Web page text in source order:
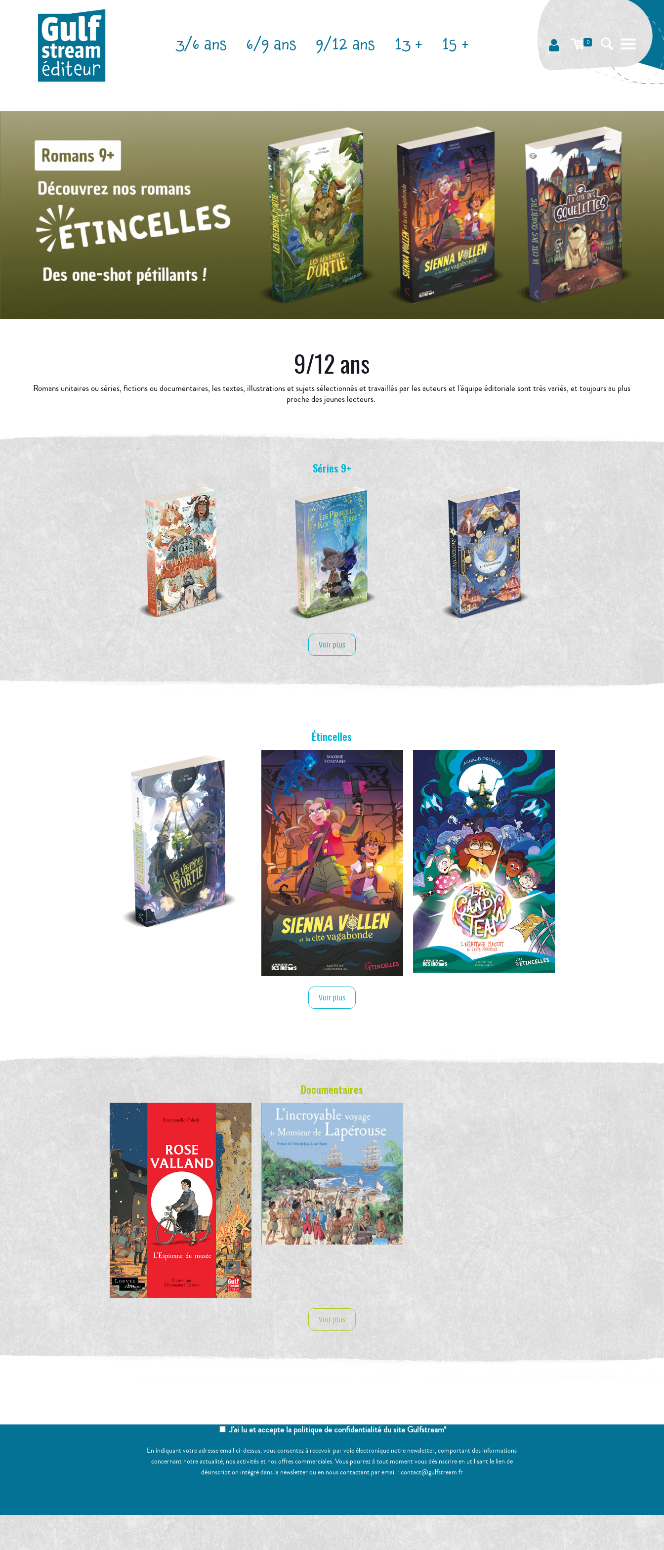
3/6 ans 6/9 ans 9/12 ans 13 + 15 + 0
9/12 ans
Romans unitaires ou séries, fictions ou documentaires, les textes, illustrations et sujets sélectionnés et travaillés par les auteurs et l'équipe éditoriale sont très variés, et toujours au plus
proche des jeunes lecteurs.
Séries 9+
Voir plus
Étincelles
Voir plus
Documentaires
Voir plus
J'ai lu et accepte la politique de confidentialité du site Gulfstream*
En indiquant votre adresse email ci-dessus, vous consentez à recevoir par voie électronique notre newsletter, comportant des informations
concernant notre actualité, nos activités et nos offres commerciales. Vous pourrez à tout moment vous désinscrire en utilisant le lien de
désinscription intégré dans la newsletter ou en nous contactant par email : contact@gulfstream.fr